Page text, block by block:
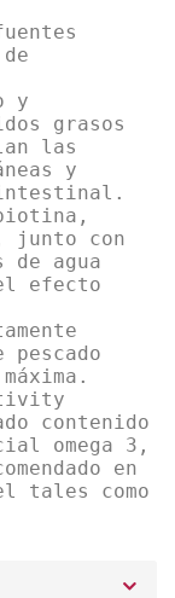
y
grasos
las
y
intestinal.
junto con
agua
efecto
contenido
omega 3,
en
tales como